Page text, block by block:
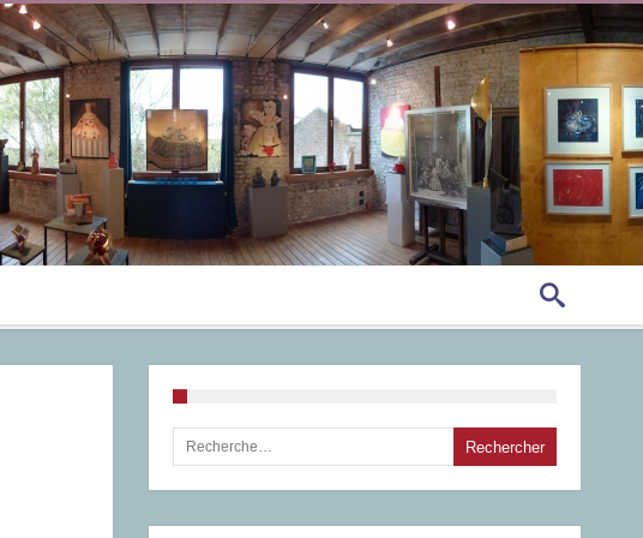
Rechercher :